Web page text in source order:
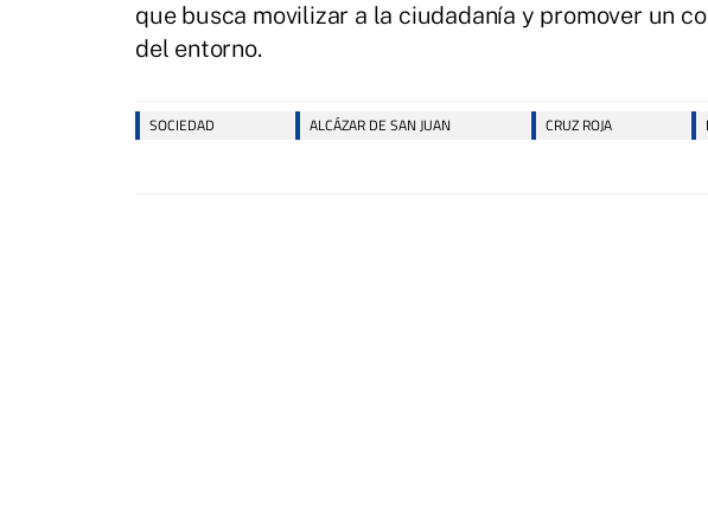
que busca movilizar a la ciudadanía y promover un
del entorno.
SOCIEDAD ALCÁZAR DE SAN JUAN CRUZ ROJA